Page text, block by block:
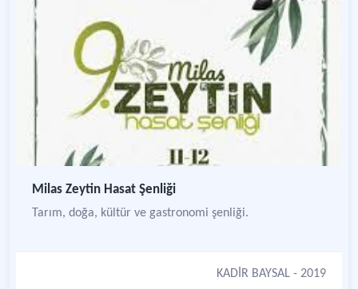
Milas Zeytin Hasat Şenliği
Tarım, doğa, kültür ve gastronomi şenliği.
KADİR BAYSAL - 2019